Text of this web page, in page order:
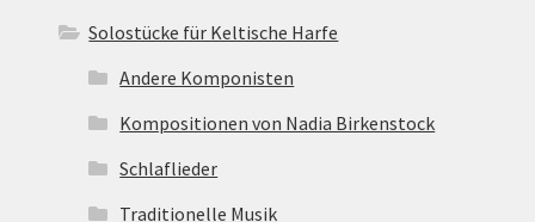
Solostücke für Keltische Harfe
Andere Komponisten
Kompositionen von Nadia Birkenstock
Schlaflieder
Traditionelle Musik